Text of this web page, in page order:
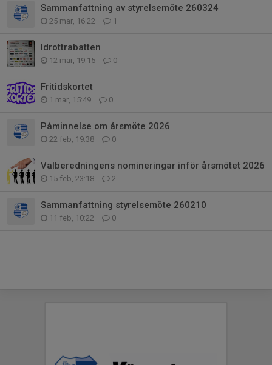
Sammanfattning av styrelsemöte 260324
25 mar, 16:22 1
Idrottrabatten
12 mar, 19:15 0
Fritidskortet
1 mar, 15:49 0
Påminnelse om årsmöte 2026
22 feb, 19:38 0
Valberedningens nomineringar inför årsmötet 2026
15 feb, 23:18 2
Sammanfattning styrelsemöte 260210
11 feb, 10:22 0